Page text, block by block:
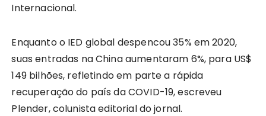
Internacional.
Enquanto o IED global despencou 35% em 2020,
suas entradas na China aumentaram 6%, para US$
149 bilhões, refletindo em parte a rápida
recuperação do país da COVID-19, escreveu
Plender, colunista editorial do jornal.